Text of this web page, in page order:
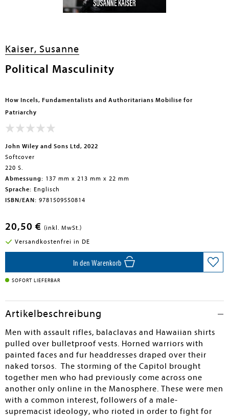
Kaiser, Susanne
Political Masculinity
How Incels, Fundamentalists and Authoritarians Mobilise for
Patriarchy
John Wiley and Sons Ltd, 2022
Softcover
220 S.
Abmessung: 137 mm x 213 mm x 22 mm
Sprache: Englisch
ISBN/EAN: 9781509550814
20,50 € (inkl. MwSt.)
Versandkostenfrei in DE
In den Warenkorb
SOFORT LIEFERBAR
Artikelbeschreibung
Men with assault rifles, balaclavas and Hawaiian shirts
pulled over bulletproof vests. Horned warriors with
painted faces and fur headdresses draped over their
naked torsos. The storming of the Capitol brought
together men who had previously come across one
another only online in the Manosphere. These were men
with a common interest, followers of a male-
supremacist ideology, who rioted in order to fight for